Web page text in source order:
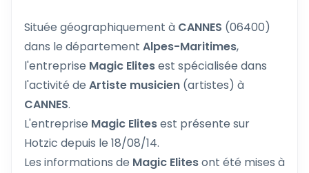
Située géographiquement à CANNES (06400)
dans le département Alpes-Maritimes,
l'entreprise Magic Elitesest spécialisée dans
l'activité de Artiste musicien (artistes) à
CANNES.
L'entreprise Magic Elitesest présente sur
Hotzic depuis le 18/08/14.
Les informations de Magic Elitesont été mises à